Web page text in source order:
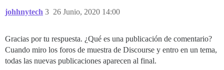
johhnytech 26 Junio, 2020 14:00
3
Gracias por tu respuesta. ¿Qué es una publicación de comentario?
Cuando miro los foros de muestra de Discourse y entro en un tema,
todas las nuevas publicaciones aparecen al final.